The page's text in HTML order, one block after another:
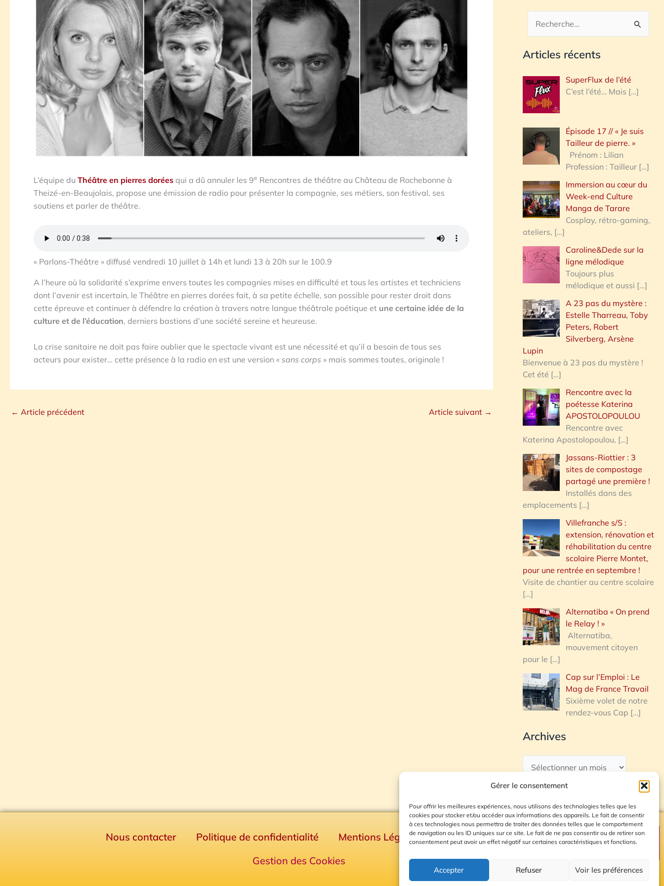
Gérer le consentement
Pour offrir les meilleures expériences, nous utilisons des technologies telles que les
cookies pour stocker et/ou accéder aux informations des appareils. Le fait de consentir
à ces technologies nous permettra de traiter des données telles que le comportement
de navigation ou les ID uniques sur ce site. Le fait de ne pas consentir ou de retirer son
consentement peut avoir un effet négatif sur certaines caractéristiques et fonctions.
Accepter Refuser Voir les préférences
L’équipe du Théâtre en pierres dorées qui a dû annuler les 9e Rencontres de théâtre au Château de Rochebonne à
Theizé-en-Beaujolais, propose une émission de radio pour présenter la compagnie, ses métiers, son festival, ses
soutiens et parler de théâtre.
« Parlons-Théâtre » diffusé vendredi 10 juillet à 14h et lundi 13 à 20h sur le 100.9
A l’heure où la solidarité s’exprime envers toutes les compagnies mises en difficulté et tous les artistes et techniciens
dont l’avenir est incertain, le Théâtre en pierres dorées fait, à sa petite échelle, son possible pour rester droit dans
cette épreuve et continuer à défendre la création à travers notre langue théâtrale poétique et une certaine idée de la
culture et de l’éducation, derniers bastions d’une société sereine et heureuse.
La crise sanitaire ne doit pas faire oublier que le spectacle vivant est une nécessité et qu’il a besoin de tous ses
acteurs pour exister… cette présence à la radio en est une version « sans corps » mais sommes toutes, originale !
← Article précédent Article suivant →
c
h
r
h
e
:
Articles récents
SuperFlux de l’été
C’est l’été… Mais […]
Épisode 17 // « Je suis
Tailleur de pierre. »
Prénom : Lilian
Profession : Tailleur […]
Immersion au cœur du
Week-end Culture
Manga de Tarare
Cosplay, rétro-gaming,
ateliers, […]
Caroline&Dede sur la
ligne mélodique
Toujours plus
mélodique et aussi […]
A 23 pas du mystère :
Estelle Tharreau, Toby
Peters, Robert
Silverberg, Arsène
Lupin
Bienvenue à 23 pas du mystère !
Cet été […]
Rencontre avec la
poétesse Katerina
APOSTOLOPOULOU
Rencontre avec
Katerina Apostolopoulou, […]
Jassans-Riottier : 3
sites de compostage
partagé une première !
Installés dans des
emplacements […]
Villefranche s/S :
extension, rénovation et
réhabilitation du centre
scolaire Pierre Montet,
pour une rentrée en septembre !
Visite de chantier au centre scolaire
[…]
Alternatiba « On prend
le Relay ! »
Alternatiba,
mouvement citoyen
pour le […]
Cap sur l’Emploi : Le
Mag de France Travail
Sixième volet de notre
rendez-vous Cap […]
Archives
Nous contacter Politique de confidentialité Mentions Légales
Plan du site
Gestion des Cookies